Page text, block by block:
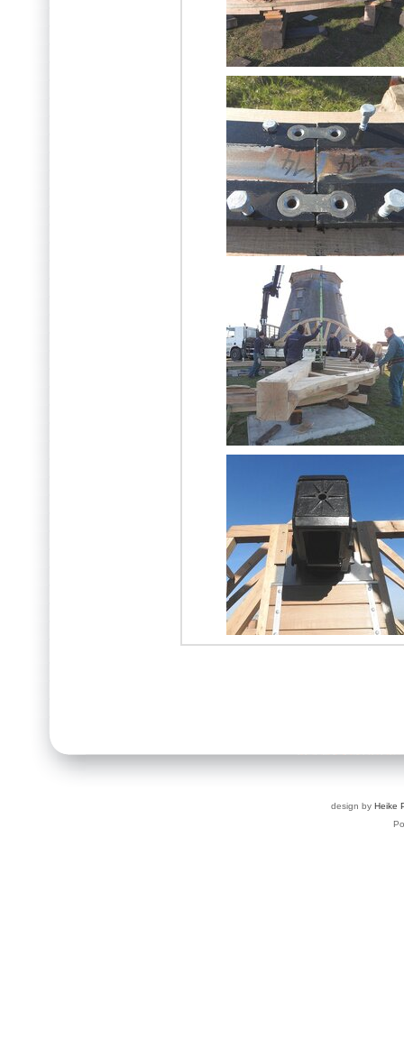
design by Heike